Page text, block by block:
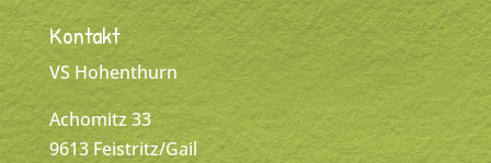
Kontakt
VS Hohenthurn
Achomitz 33
9613 Feistritz/Gail